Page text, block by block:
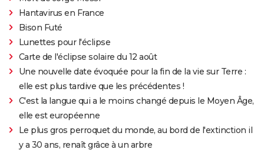
Hantavirus en France
Bison Futé
Lunettes pour l'éclipse
Carte de l'éclipse solaire du 12 août
Une nouvelle date évoquée pour la fin de la vie sur Terre :
elle est plus tardive que les précédentes !
C'est la langue qui a le moins changé depuis le Moyen Âge,
elle est européenne
Le plus gros perroquet du monde, au bord de l'extinction il
y a 30 ans, renaît grâce à un arbre